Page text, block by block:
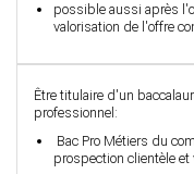
possible aussi après
valorisation de l'offre
Être titulaire d'un
professionnel:
Bac Pro Métiers du
prospection clientèle